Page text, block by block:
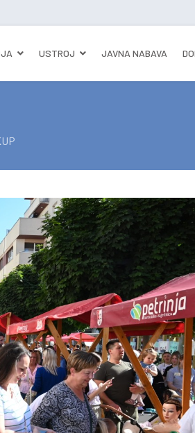
USTROJ JAVNA NABAVA